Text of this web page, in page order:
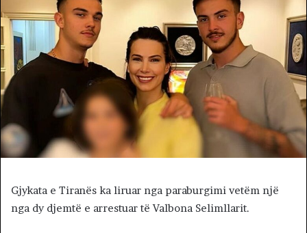
Gjykata e Tiranës ka liruar nga paraburgimi vetëm një
nga dy djemtë e arrestuar të Valbona Selimllarit.